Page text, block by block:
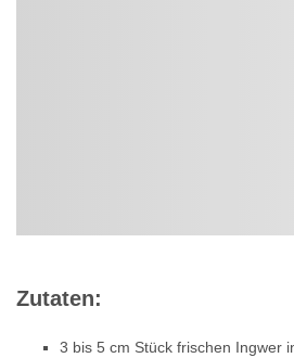
Zutaten:
3 bis 5 cm Stück frischen Ingwer